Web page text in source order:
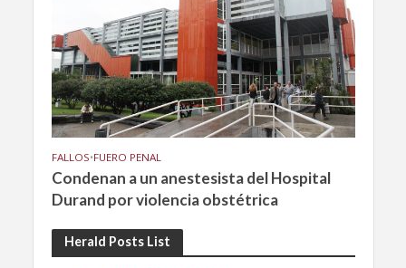
FALLOS•FUERO PENAL
Condenan a un anestesista del Hospital
Durand por violencia obstétrica
Herald Posts List